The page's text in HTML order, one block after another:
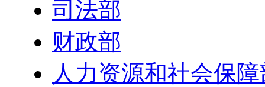
司法部
财政部
人力资源和社会保